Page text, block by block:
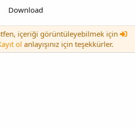
Download
içeriği görüntüleyebilmek için
ol anlayışınız için teşekkürler.